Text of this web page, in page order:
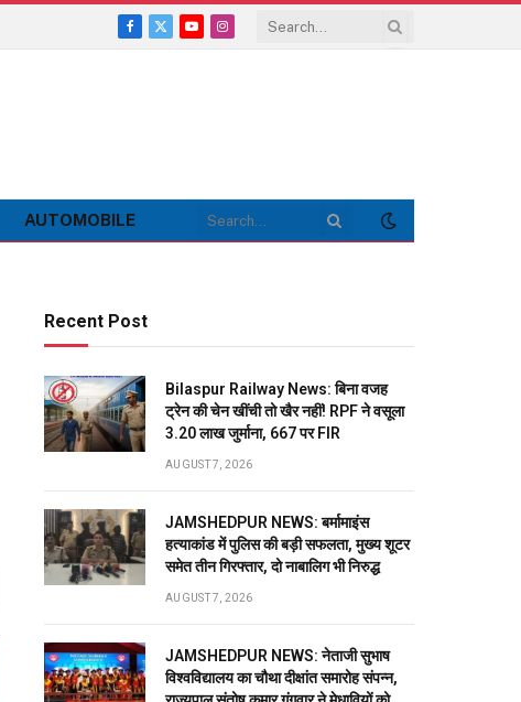
Facebook
X
YouTubeInstagram
AUTOMOBILE
Recent Post
Bilaspur Railway News: बिना वजह
ट्रेन की चेन खींची तो खैर नहीं! RPF ने वसूला
3.20 लाख जुर्माना, 667 पर FIR
AUGUST 7, 2026
JAMSHEDPUR NEWS: बर्मामाइंस
हत्याकांड में पुलिस की बड़ी सफलता, मुख्य शूटर
समेत तीन गिरफ्तार, दो नाबालिग भी निरुद्ध
AUGUST 7, 2026
JAMSHEDPUR NEWS: नेताजी सुभाष
विश्वविद्यालय का चौथा दीक्षांत समारोह संपन्न,